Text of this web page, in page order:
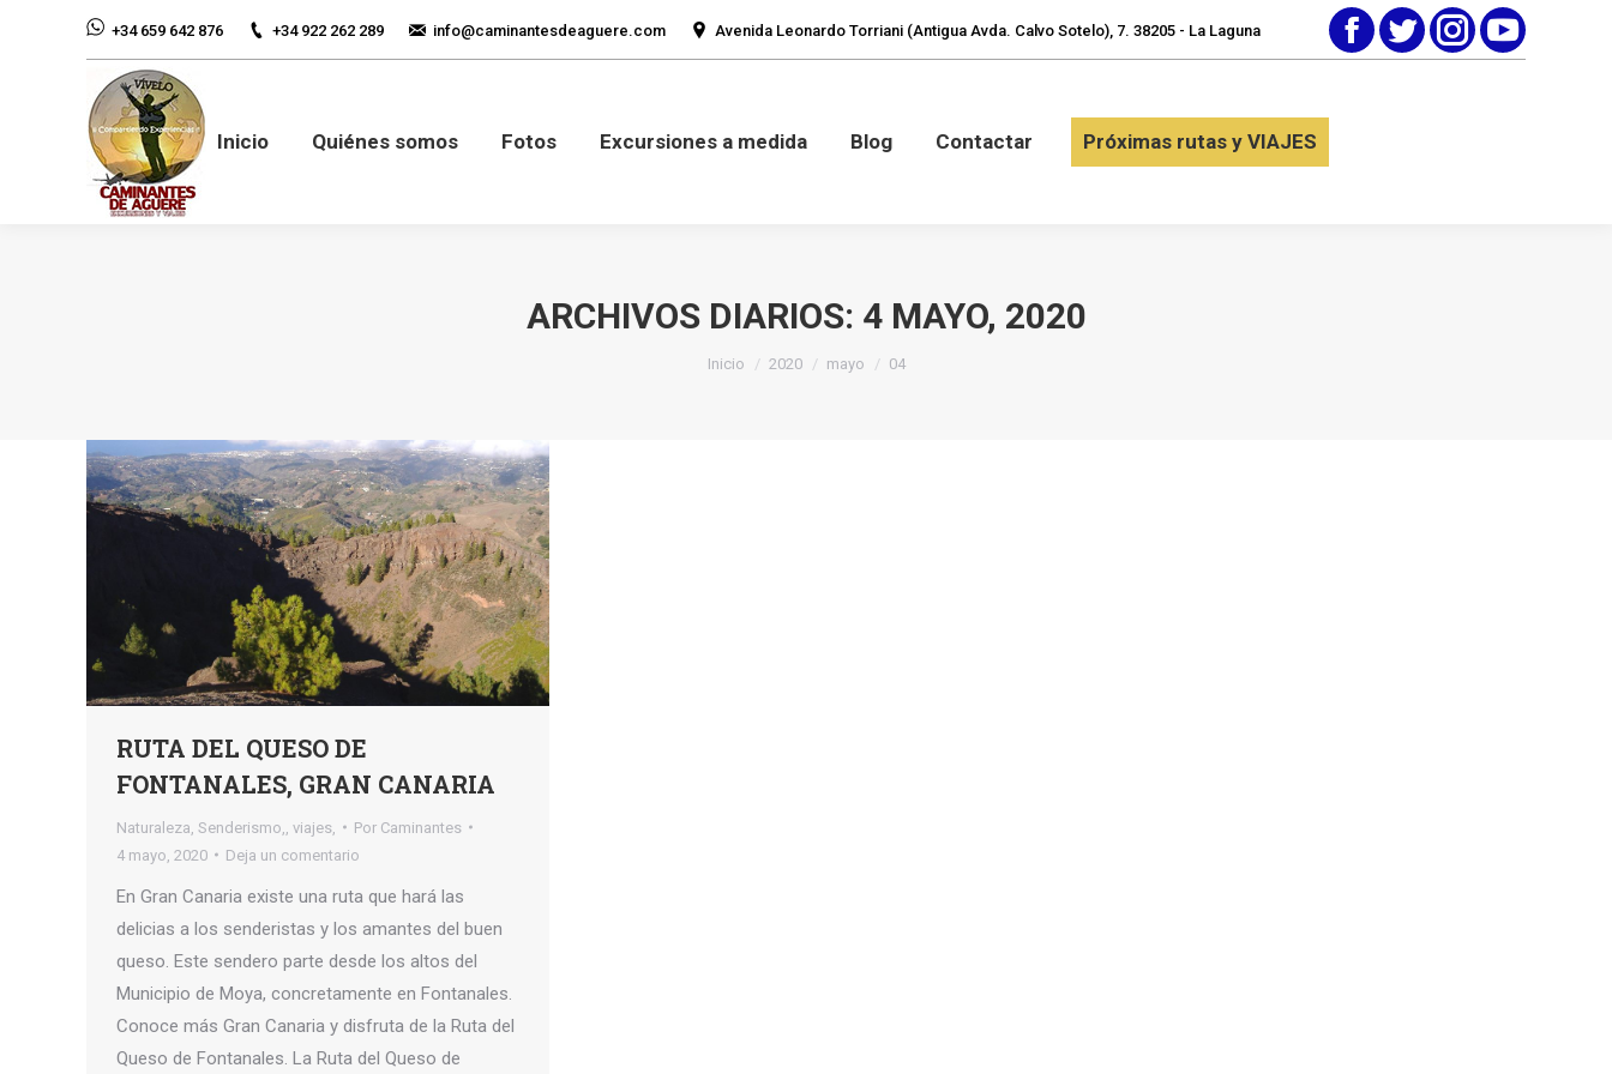
+34 659 642 876 +34 922 262 289 info@caminantesdeaguere.com Avenida Leonardo Torriani (Antigua Avda. Calvo Sotelo), 7. 38205 - La Laguna
FacebookTwitterInstagramYouTube
Inicio Quiénes somos Fotos Excursiones a medida Blog Contactar Próximas rutas y VIAJES
ARCHIVOS DIARIOS: 4 MAYO, 2020
Estás aquí:
Inicio 2020 mayo 04
RUTA DEL QUESO DE
FONTANALES, GRAN CANARIA
Naturaleza Senderismo, viajes, Por Caminantes
4 mayo, 2020
Deja un comentario
En Gran Canaria existe una ruta que hará las
delicias a los senderistas y los amantes del buen
queso. Este sendero parte desde los altos del
Municipio de Moya, concretamente en Fontanales.
Conoce más Gran Canaria y disfruta de la Ruta del
Queso de Fontanales. La Ruta del Queso de